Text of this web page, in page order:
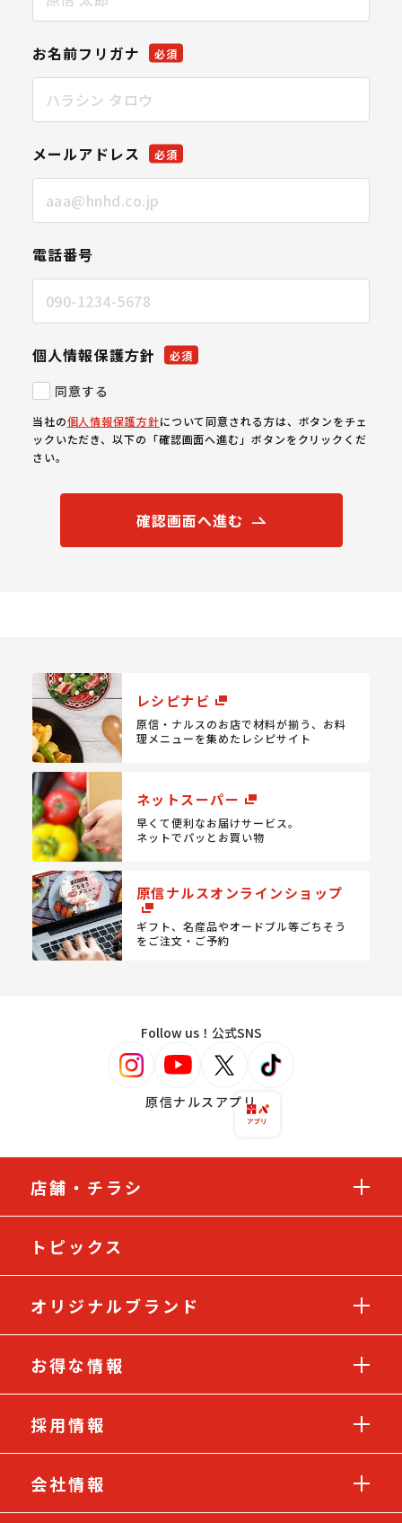
お名前フリガナ 必須
メールアドレス 必須
電話番号
個人情報保護方針 必須
同意する
当社の個人情報保護方針について同意される方は、ボタンをチェ
ックいただき、以下の「確認画面へ進む」ボタンをクリックくだ
さい。
確認画面へ進む
レシピナビ
原信・ナルスのお店で材料が揃う、 お料
理メニューを集めたレシピサイト
ネットスーパー
早くて便利なお届けサービス。
ネットでパッとお買い物
原信ナルスオンラインショップ
ギフト、名産品やオードブル等ごちそう
をご注文・ご予約
Follow us！公式SNS
原信ナルスアプリ
店舗・チラシ
トピックス
オリジナルブランド
お得な情報
採用情報
会社情報